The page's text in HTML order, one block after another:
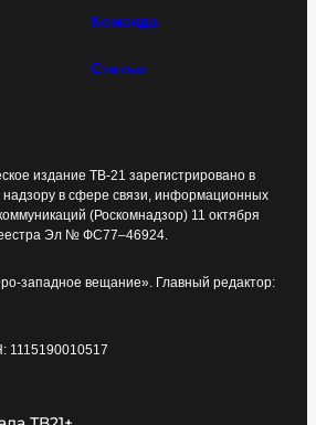
Команда
Статьи
издание ТВ-21 зарегистрировано в
в сфере связи, информационных
(Роскомнадзор) 11 октября
Эл № ФС77–46924.
западное вещание». Главный редактор:
1115190010517